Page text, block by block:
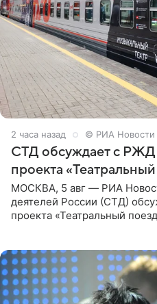
2 часа назад © РИА Новости
СТД обсуждает с
проекта
МОСКВА, 5 авг — РИА
деятелей России (СТД)
проекта «Театральный